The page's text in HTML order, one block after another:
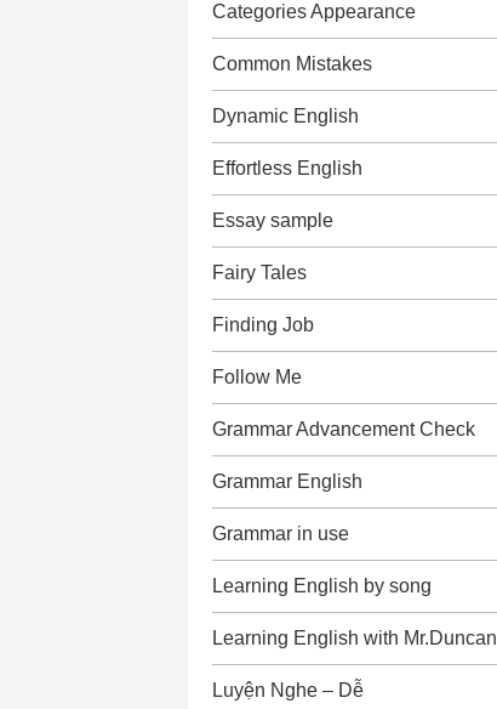
Categories Appearance
Common Mistakes
Dynamic English
Effortless English
Essay sample
Fairy Tales
Finding Job
Follow Me
Grammar Advancement Check
Grammar English
Grammar in use
Learning English by song
Learning English with Mr.Duncan
Luyện Nghe – Dễ